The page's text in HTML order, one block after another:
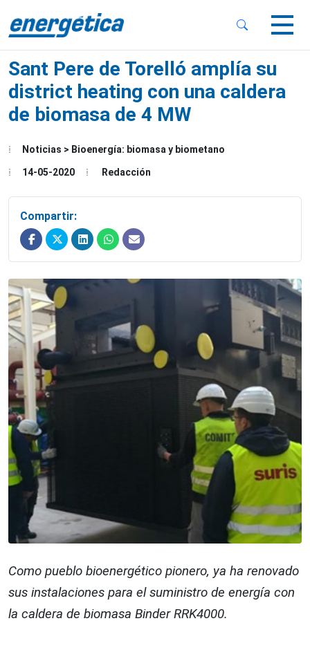
Menu
Sant Pere de Torelló amplía su
district heating con una caldera
de biomasa de 4 MW
Noticias > Bioenergía: biomasa y biometano
14-05-2020 Redacción
Compartir:
Como pueblo bioenergético pionero, ya ha renovado
sus instalaciones para el suministro de energía con
la caldera de biomasa Binder RRK4000.